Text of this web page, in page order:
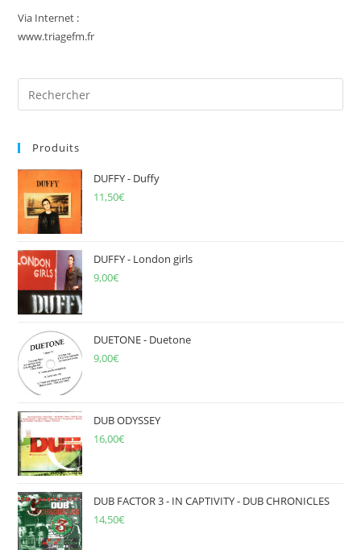
Via Internet :
www.triagefm.fr
Produits
DUFFY - Duffy
11,50€
DUFFY - London girls
9,00€
DUETONE - Duetone
9,00€
DUB ODYSSEY
16,00€
DUB FACTOR 3 - IN CAPTIVITY - DUB CHRONICLES
14,50€